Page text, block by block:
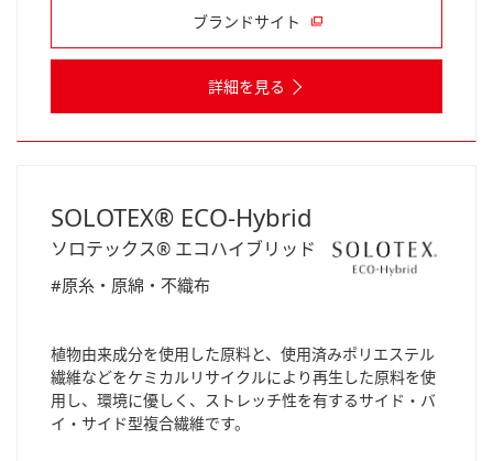
ブランドサイト
詳細を見る
SOLOTEX® ECO-Hybrid
ソロテックス® エコハイブリッド
#原糸・原綿・不織布
植物由来成分を使用した原料と、使用済みポリエステル
繊維などをケミカルリサイクルにより再生した原料を使
用し、環境に優しく、ストレッチ性を有するサイド・バ
イ・サイド型複合繊維です。